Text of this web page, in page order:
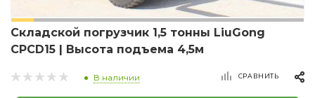
Складской погрузчик 1,5 тонны LiuGong
CPCD15 | Высота подъема 4,5м
В наличии СРАВНИТЬ